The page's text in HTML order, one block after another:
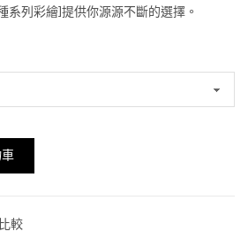
系列彩繪]提供你源源不斷的選擇。
較